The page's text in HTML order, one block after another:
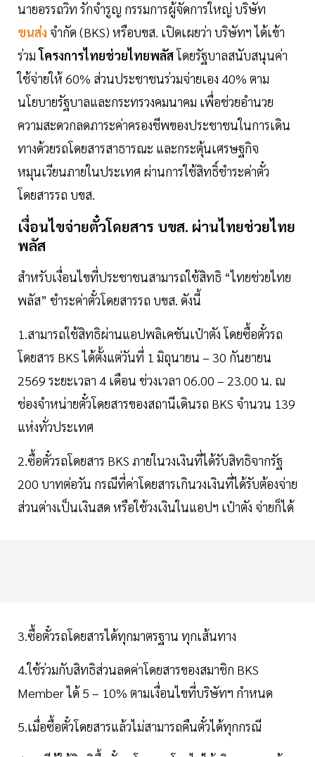
นายอรรถวิท รักจำรูญ กรรมการผู้จัดการใหญ่ บริษัท
ขนส่ง จำกัด (BKS) หรือบขส. เปิดเผยว่า บริษัทฯ ได้เข้า
ร่วมโครงการไทยช่วยไทยพลัสโดยรัฐบาลสนับสนุนค่า
ใช้จ่ายให้ 60% ส่วนประชาชนร่วมจ่ายเอง 40% ตาม
นโยบายรัฐบาลและกระทรวงคมนาคม เพื่อช่วยอำนวย
ความสะดวกลดภาระค่าครองชีพของประชาชนในการเดิน
ทางด้วยรถโดยสารสาธารณะ และกระตุ้นเศรษฐกิจ
หมุนเวียนภายในประเทศ ผ่านการใช้สิทธิ์ชำระค่าตั๋ว
โดยสารรถ บขส.
เงื่อนไขจ่ายตั๋วโดยสาร บขส. ผ่านไทยช่วยไทย
พลัส
สำหรับเงื่อนไขที่ประชาชนสามารถใช้สิทธิ “ไทยช่วยไทย
พลัส” ชำระค่าตั๋วโดยสารรถ บขส. ดังนี้
1.สามารถใช้สิทธิผ่านแอปพลิเคชันเป๋าตัง โดยซื้อตั๋วรถ
โดยสาร BKS ได้ตั้งแต่วันที่ 1 มิถุนายน – 30 กันยายน
2569 ระยะเวลา 4 เดือน ช่วงเวลา 06.00 – 23.00 น. ณ
ช่องจำหน่ายตั๋วโดยสารของสถานีเดินรถ BKS จำนวน 139
แห่งทั่วประเทศ
2.ซื้อตั๋วรถโดยสาร BKS ภายในวงเงินที่ได้รับสิทธิจากรัฐ
200 บาทต่อวัน กรณีที่ค่าโดยสารเกินวงเงินที่ได้รับต้องจ่าย
ส่วนต่างเป็นเงินสด หรือใช้วงเงินในแอปฯ เป๋าตัง จ่ายก็ได้
3.ซื้อตั๋วรถโดยสารได้ทุกมาตรฐาน ทุกเส้นทาง
4.ใช้ร่วมกับสิทธิส่วนลดค่าโดยสารของสมาชิก BKS
Member ได้ 5 – 10% ตามเงื่อนไขที่บริษัทฯ กำหนด
5.เมื่อซื้อตั๋วโดยสารแล้วไม่สามารถคืนตั๋วได้ทุกกรณี